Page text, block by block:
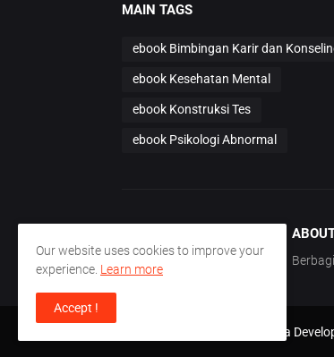
MAIN TAGS
ebook Bimbingan Karir dan
ebook Kesehatan Mental
ebook Konstruksi Tes
ebook Psikologi Abnormal
PT. Nirmala Satya
Our website uses cookies to improve your
experience. Learn more
Accept !